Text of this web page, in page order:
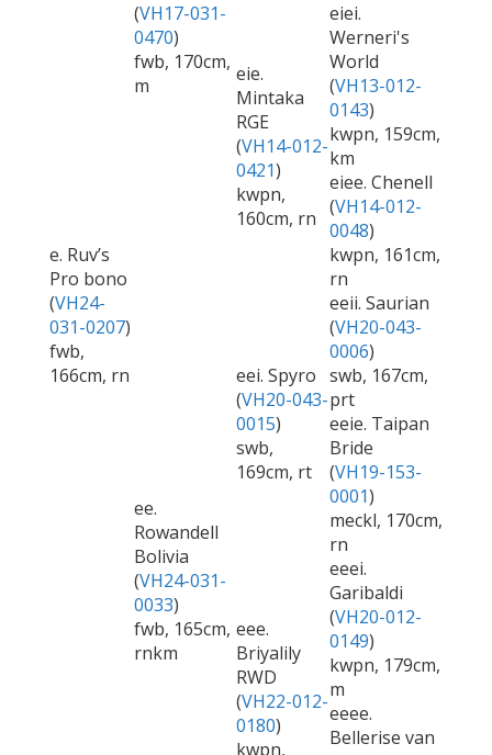
e. Ruv’s
Pro bono
(VH24-
031-0207)
fwb,
166cm, rn
(VH17-031-
0470)
fwb, 170cm,
m
eie.
Mintaka
RGE
(VH14-012-
0421)
kwpn,
160cm, rn
eiei.
Werneri's
World
(VH13-012-
0143)
kwpn, 159cm,
km
eiee. Chenell
(VH14-012-
0048)
kwpn, 161cm,
rn
ee.
Rowandell
Bolivia
(VH24-031-
0033)
fwb, 165cm,
rnkm
eei. Spyro
(VH20-043-
0015)
swb,
169cm, rt
eeii. Saurian
(VH20-043-
0006)
swb, 167cm,
prt
eeie. Taipan
Bride
(VH19-153-
0001)
meckl, 170cm,
rn
eee.
Briyalily
RWD
(VH22-012-
0180)
kwpn,
eeei.
Garibaldi
(VH20-012-
0149)
kwpn, 179cm,
m
eeee.
Bellerise van